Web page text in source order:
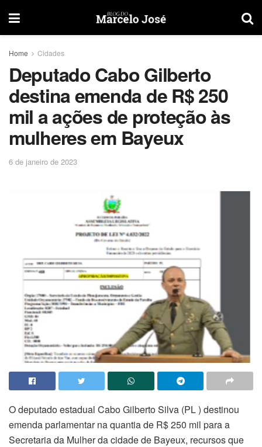
Home Cidades
Deputado Cabo Gilberto
destina emenda de R$ 250
mil a ações de proteção às
mulheres em Bayeux
6 de janeiro de 2023
O deputado estadual Cabo Gilberto Silva (PL ) destinou
emenda parlamentar na quantia de R$ 250 mil para a
Secretaria da Mulher da cidade de Bayeux, recursos que